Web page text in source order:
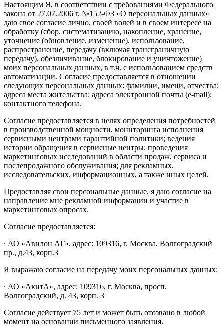
Настоящим Я, в соответствии с требованиями Федерального
закона от 27.07.2006 г. №152-ФЗ «О персональных данных»
даю свое согласие лично, своей волей и в своем интересе на
обработку (сбор, систематизацию, накопление, хранение,
уточнение (обновление, изменение), использование,
распространение, передачу (включая трансграничную
передачу), обезличивание, блокирование и уничтожение)
моих персональных данных, в т.ч. с использованием средств
автоматизации. Согласие предоставляется в отношении
следующих персональных данных: фамилии, имени, отчества;
адреса места жительства; адреса электронной почты (e-mail);
контактного телефона.
Согласие предоставляется в целях определения потребностей
в производственной мощности, мониторинга исполнения
сервисными центрами гарантийной политики; ведения
истории обращения в сервисные центры; проведения
маркетинговых исследований в области продаж, сервиса и
послепродажного обслуживания; для рекламных,
исследовательских, информационных, а также иных целей.
Предоставляя свои персональные данные, я даю согласие на
направление мне рекламной информации и участие в
маркетинговых опросах.
Согласие предоставляется:
∙ АО «Авилон АГ», адрес: 109316, г. Москва, Волгоградский
пр., д.43, корп.3
Я выражаю согласие на передачу моих персональных данных:
∙ АО «АкитА», адрес: 109316, г. Москва, просп.
Волгоградский, д. 43, корп. 3
Согласие действует 75 лет и может быть отозвано в любой
момент на основании письменного заявления.